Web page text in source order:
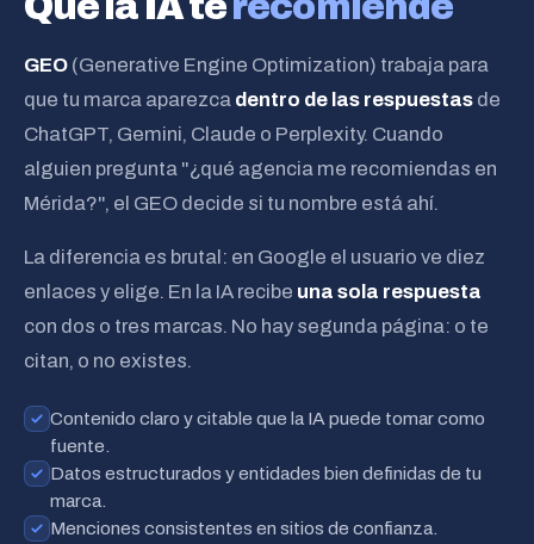
GEO (Generative Engine Optimization) trabaja para
que tu marca aparezca dentro de las respuestas de
ChatGPT, Gemini, Claude o Perplexity. Cuando
alguien pregunta "¿qué agencia me recomiendas en
Mérida?", el GEO decide si tu nombre está ahí.
La diferencia es brutal: en Google el usuario ve diez
enlaces y elige. En la IA recibe una sola respuesta
con dos o tres marcas. No hay segunda página: o te
citan, o no existes.
Contenido claro y citable que la IA puede tomar como
fuente.
Datos estructurados y entidades bien definidas de tu
marca.
Menciones consistentes en sitios de confianza.